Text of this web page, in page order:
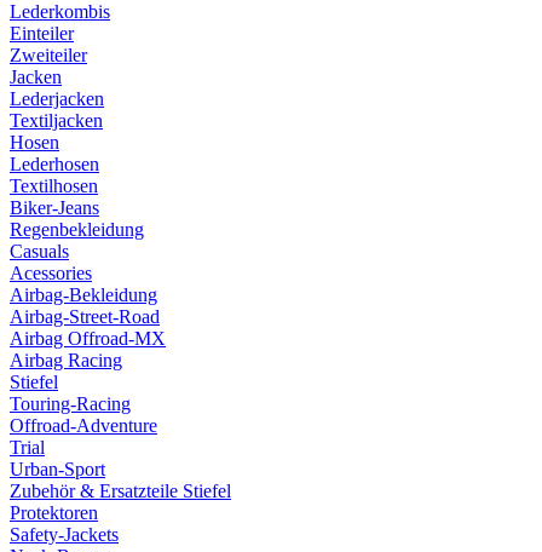
Lederkombis
Einteiler
Zweiteiler
Jacken
Lederjacken
Textiljacken
Hosen
Lederhosen
Textilhosen
Biker-Jeans
Regenbekleidung
Casuals
Acessories
Airbag-Bekleidung
Airbag-Street-Road
Airbag Offroad-MX
Airbag Racing
Stiefel
Touring-Racing
Offroad-Adventure
Trial
Urban-Sport
Zubehör & Ersatzteile Stiefel
Protektoren
Safety-Jackets